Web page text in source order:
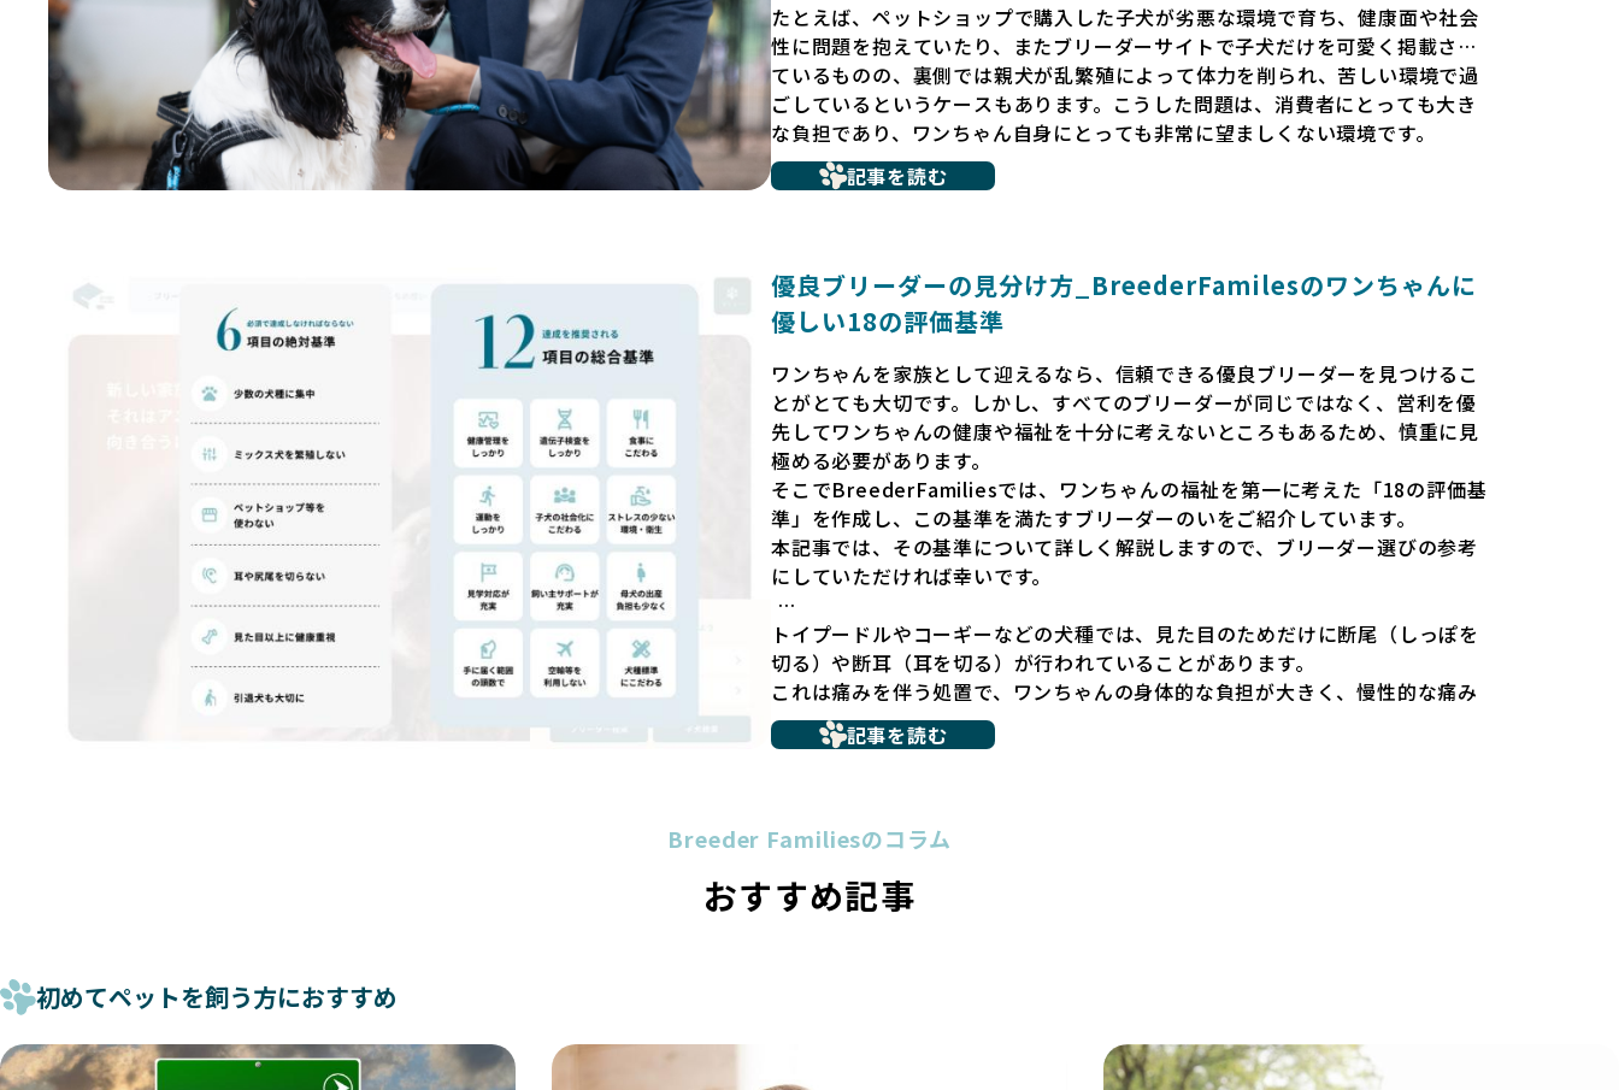
たとえば、ペットショップで購入した子犬が劣悪な環境で育ち、健康面や社会
性に問題を抱えていたり、またブリーダーサイトで子犬だけを可愛く掲載され
ているものの、裏側では親犬が乱繁殖によって体力を削られ、苦しい環境で過
ごしているというケースもあります。こうした問題は、消費者にとっても大き
な負担であり、ワンちゃん自身にとっても非常に望ましくない環境です。
だからこそ、私たちは正しい情報と安心して選べる場所を提供すべきだと考え
ています。BreederFamiliesでは、ワンちゃんを家族のように愛する「優良ブ
選べる環境を整えています。
そして、消費者の皆様が正しい情報をもとに優良ブリーダーを求めることで、
ワンちゃんを家族のように愛する優良ブリーダーが増え、営利優先の「悪徳ブ
リーダー」が自然と淘汰される社会を目指しています。目の前の子犬だけでな
く、親犬や引退犬も大切にされる環境を作り上げ、すべてのワンちゃんに優し
い世界を築いていきたいと考えています。
ペットショップでの生体販売では、ワンちゃんが健やかに成長するための環境
が十分に整っていない場合が多く、販売までの間に過密な環境や長距離移動の
ストレスを受けることが少なくありません。このような環境は、健康リスクや
社会性の問題につながりやすく、ワンちゃんにとっても望ましいとは言えませ
ん。
こうした背景から、BreederFamiliesはペットショップを介さない直接販売を
採用するとともに、ペットオークションやペットショップを利用するブリーダ
ーの掲載も行ってしません。
ペットショップを避けた方がいい理由の詳細はこちら
グ環境の最低限を定めるものに過ぎず、ワンちゃんの心身の福祉やブリーダー
の責任ある姿勢を十分に保障するものではありません。そのため、厳格なチェ
ックを経ていないブリーダーが掲載されることも少なくなく、消費者にとって
選択の判断が難しい現状があります。
BreederFamiliesでは、ワンちゃんを大切にする「優良ブリーダー」のみを紹
記事を読む
優良ブリーダーの見分け方_BreederFamilesのワンちゃんに
優しい18の評価基準
ワンちゃんを家族として迎えるなら、信頼できる優良ブリーダーを見つけるこ
とがとても大切です。しかし、すべてのブリーダーが同じではなく、営利を優
先してワンちゃんの健康や福祉を十分に考えないところもあるため、慎重に見
極める必要があります。
そこでBreederFamiliesでは、ワンちゃんの福祉を第一に考えた「18の評価基
準」を作成し、この基準を満たすブリーダーのいをご紹介しています。
本記事では、その基準について詳しく解説しますので、ブリーダー選びの参考
にしていただければ幸いです。
トイプードルやコーギーなどの犬種では、見た目のためだけに断尾（しっぽを
切る）や断耳（耳を切る）が行われていることがあります。
これは痛みを伴う処置で、ワンちゃんの身体的な負担が大きく、慢性的な痛み
や不安感を引き起こす可能性もあります。また、しっぽや耳はワンちゃんの重
要なコミュニケーション手段でもあるため、切断されることで他の犬や人間と
われる場合があります。
断尾・断耳を行いません。
犬種ごとに異なる健康リスクや育て方のポイントを理解し、適切に対応するた
記事を読む
Breeder Familiesのコラム
おすすめ記事
初めてペットを飼う方におすすめ